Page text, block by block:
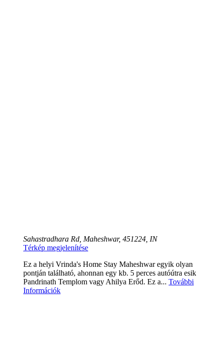
Sahastradhara Rd, Maheshwar, 451224, IN
Térkép megjelenítése
Ez a helyi Vrinda's Home Stay Maheshwar egyik olyan
pontján található, ahonnan egy kb. 5 perces autóútra esik
Pandrinath Templom vagy Ahilya Erőd. Ez a... További
Információk